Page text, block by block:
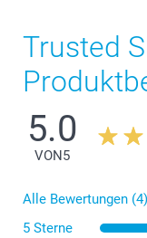
Trusted
5.0
VON5
Alle Bewertungen (4)
5 Sterne